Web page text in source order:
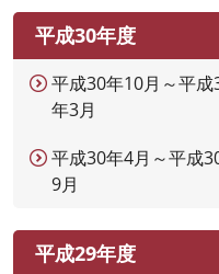
平成30年度
平成30年10月～平成
年3月
平成30年4月～平成
9月
平成29年度